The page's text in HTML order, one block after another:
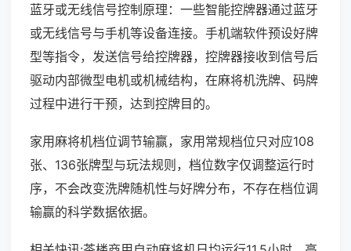
蓝牙或无线信号控制原理：一些智能控牌器通过蓝牙
或无线信号与手机等设备连接。手机端软件预设好牌
型等指令，发送信号给控牌器，控牌器接收到信号后
驱动内部微型电机或机械结构，在麻将机洗牌、码牌
过程中进行干预，达到控牌目的。
家用麻将机档位调节输赢，家用常规档位只对应108
张、136张牌型与玩法规则，档位数字仅调整运行时
序，不会改变洗牌随机性与好牌分布，不存在档位调
输赢的科学数据依据。